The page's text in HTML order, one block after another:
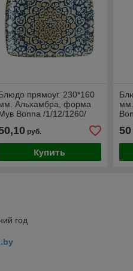
прямоуг. 230*160
Альхамбра, форма
Bonna /1/12/1260/
руб.
Купить
50
год